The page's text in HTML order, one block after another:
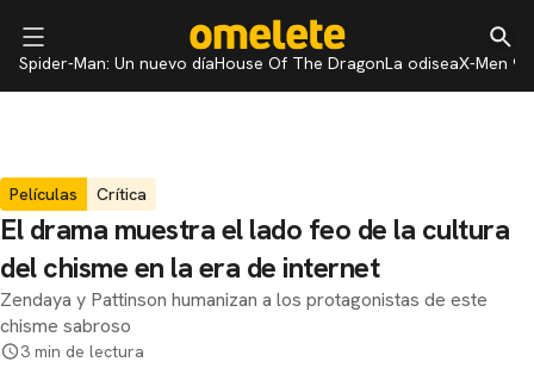
Spider-Man: Un nuevo díaHouse Of The DragonLa odiseaX-Men 97
Películas Crítica
El drama muestra el lado feo de la cultura
del chisme en la era de internet
Zendaya y Pattinson humanizan a los protagonistas de este
chisme sabroso
3 min de lectura